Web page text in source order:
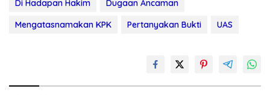
Di Hadapan Hakim
Dugaan Ancaman
Mengatasnamakan KPK
Pertanyakan Bukti UAS